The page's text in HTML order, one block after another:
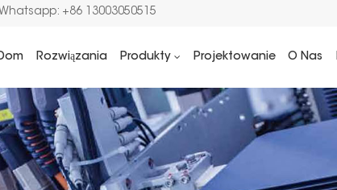
+86 13003050515
Rozwiązania Produkty Projektowanie O Nas